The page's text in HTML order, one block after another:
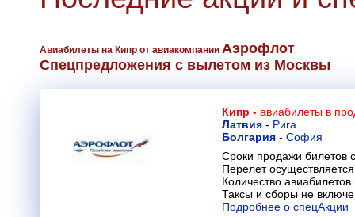
Авиабилеты на Кипр от авиакомпании Аэрофлот
Спецпредложения с вылетом из Москвы
Кипр - авиабилеты в
Латвия - Рига
Болгария - София
Сроки продажи билетов
Перелет
Количество
Таксы и сборы не
Подробнее о спецАкции